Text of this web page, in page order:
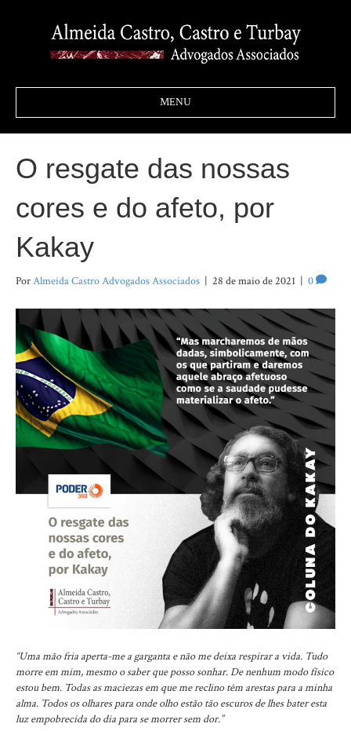
MENU
O resgate das nossas
cores e do afeto, por
Kakay
PorAlmeida Castro Advogados Associados | 28 de maio de 2021 | 0
“Uma mão fria aperta-me a garganta e não me deixa respirar a vida. Tudo
morre em mim, mesmo o saber que posso sonhar. De nenhum modo físico
estou bem. Todas as maciezas em que me reclino têm arestas para a minha
alma. Todos os olhares para onde olho estão tão escuros de lhes bater esta
luz empobrecida do dia para se morrer sem dor.”